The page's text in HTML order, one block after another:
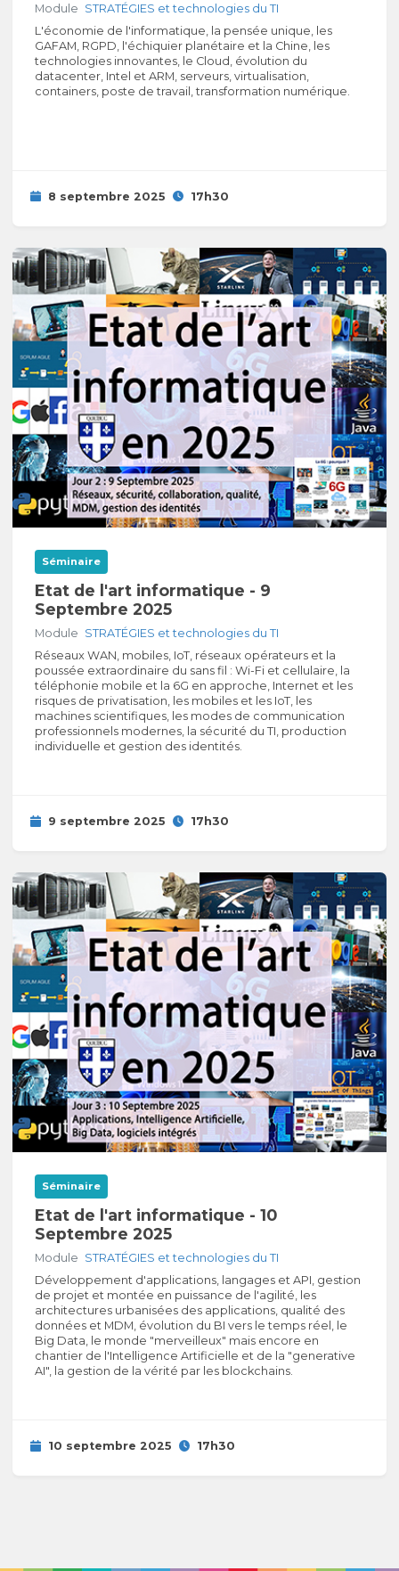
Module STRATÉGIES et technologies du TI
L'économie de l'informatique, la pensée unique, les
GAFAM, RGPD, l'échiquier planétaire et la Chine, les
technologies innovantes, le Cloud, évolution du
datacenter, Intel et ARM, serveurs, virtualisation,
containers, poste de travail, transformation numérique.
8 septembre 2025 17h30
Séminaire
Etat de l'art informatique - 9
Septembre 2025
Module STRATÉGIES et technologies du TI
Réseaux WAN, mobiles, IoT, réseaux opérateurs et la
poussée extraordinaire du sans fil : Wi-Fi et cellulaire, la
téléphonie mobile et la 6G en approche, Internet et les
risques de privatisation, les mobiles et les IoT, les
machines scientifiques, les modes de communication
professionnels modernes, la sécurité du TI, production
individuelle et gestion des identités.
9 septembre 2025 17h30
Séminaire
Etat de l'art informatique - 10
Septembre 2025
Module STRATÉGIES et technologies du TI
Développement d'applications, langages et API, gestion
de projet et montée en puissance de l'agilité, les
architectures urbanisées des applications, qualité des
données et MDM, évolution du BI vers le temps réel, le
Big Data, le monde "merveilleux" mais encore en
chantier de l'Intelligence Artificielle et de la "generative
AI", la gestion de la vérité par les blockchains.
10 septembre 2025 17h30